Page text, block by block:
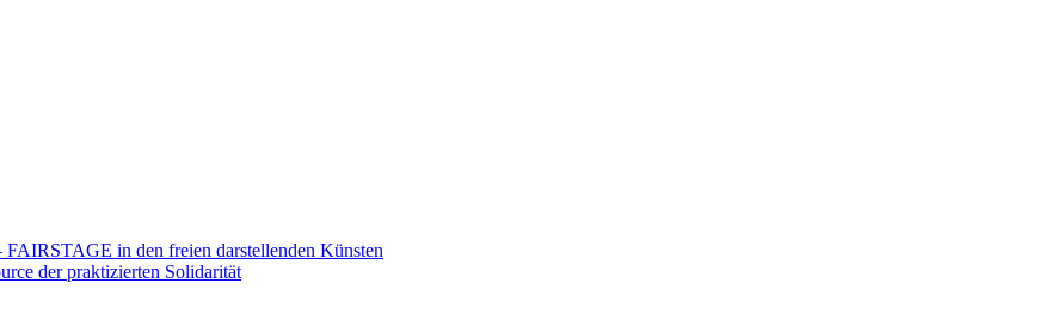
in den freien darstellenden Künsten
der praktizierten Solidarität